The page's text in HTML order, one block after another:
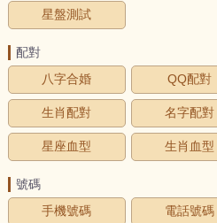
星盤測試
配對
八字合婚
QQ配對
生肖配對 名字配對
星座血型 生肖血型
號碼
手機號碼
電話號碼